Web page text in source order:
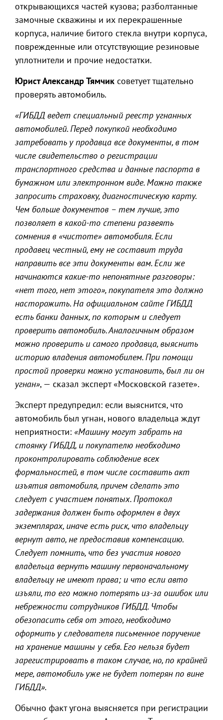
открывающихся частей кузова; разболтанные
замочные скважины и их перекрашенные
корпуса, наличие битого стекла внутри корпуса,
поврежденные или отсутствующие резиновые
уплотнители и прочие недостатки.
Юрист Александр Тямчик советует тщательно
проверять автомобиль.
«ГИБДД ведет специальный реестр угнанных
автомобилей. Перед покупкой необходимо
затребовать у продавца все документы, в том
числе свидетельство о регистрации
транспортного средства и данные паспорта в
бумажном или электронном виде. Можно также
запросить страховку, диагностическую карту.
Чем больше документов – тем лучше, это
позволяет в какой-то степени развеять
сомнения в «чистоте» автомобиля. Если
продавец честный, ему не составит труда
направить все эти документы вам. Если же
начинаются какие-то непонятные разговоры:
«нет того, нет этого», покупателя это должно
насторожить. На официальном сайте ГИБДД
есть банки данных, по которым и следует
проверить автомобиль. Аналогичным образом
можно проверить и самого продавца, выяснить
историю владения автомобилем. При помощи
простой проверки можно установить, был ли он
угнан», — сказал эксперт «Московской газете».
Эксперт предупредил: если выяснится, что
автомобиль был угнан, нового владельца ждут
неприятности: «Машину могут забрать на
стоянку ГИБДД, и покупателю необходимо
проконтролировать соблюдение всех
формальностей, в том числе составить акт
изъятия автомобиля, причем сделать это
следует с участием понятых. Протокол
задержания должен быть оформлен в двух
экземплярах, иначе есть риск, что владельцу
вернут авто, не предоставив компенсацию.
Следует помнить, что без участия нового
владельца вернуть машину первоначальному
владельцу не имеют права; и что если авто
изъяли, то его можно потерять из-за ошибок или
небрежности сотрудников ГИБДД. Чтобы
обезопасить себя от этого, необходимо
оформить у следователя письменное поручение
на хранение машины у себя. Его нельзя будет
зарегистрировать в таком случае, но, по крайней
мере, автомобиль уже не будет потерян по вине
ГИБДД».
Обычно факт угона выясняется при регистрации